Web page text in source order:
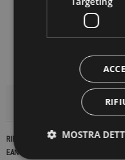
DETTAGLI DEL PRODOTTO
RIFERIMENTO 16875
EAN13
MOSTRA